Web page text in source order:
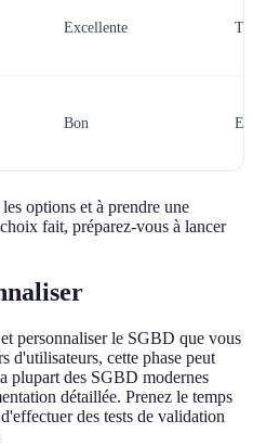
Excellente
Bon
options et à prendre une
fait, préparez-vous à lancer
personnaliser le SGBD que vous
d'utilisateurs, cette phase peut
plupart des SGBD modernes
détaillée. Prenez le temps
des tests de validation